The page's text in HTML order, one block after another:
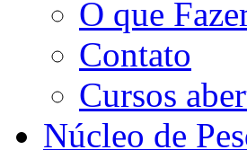
O que
Contato
Cursos
Núcleo de